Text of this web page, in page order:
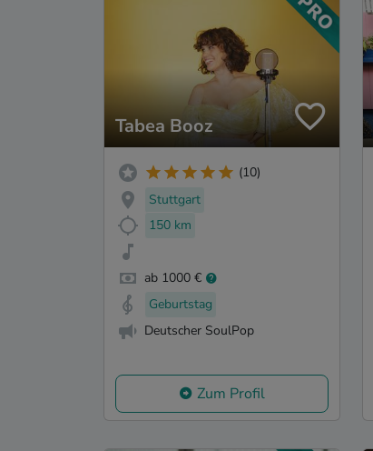
Tabea Booz
(10)
Stuttgart
150 km
ab 1000 €
Geburtstag
Deutscher SoulPop
Zum Profil